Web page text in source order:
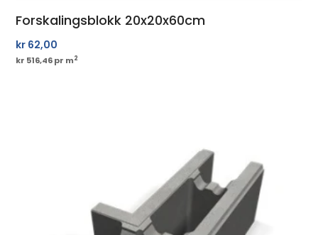
Forskalingsblokk 20x20x60cm
kr 62,00
kr 516,46 pr m2